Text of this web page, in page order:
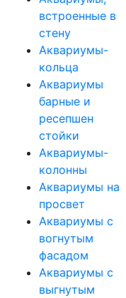
встроенные в
стену
Аквариумы-
кольца
Аквариумы
барные и
ресепшен
стойки
Аквариумы-
колонны
Аквариумы на
просвет
Аквариумы с
вогнутым
фасадом
Аквариумы с
выгнутым